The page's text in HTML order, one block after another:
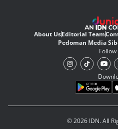
About UsEditorial Team
Pedoman Media
Follow
© 2026 IDN. All